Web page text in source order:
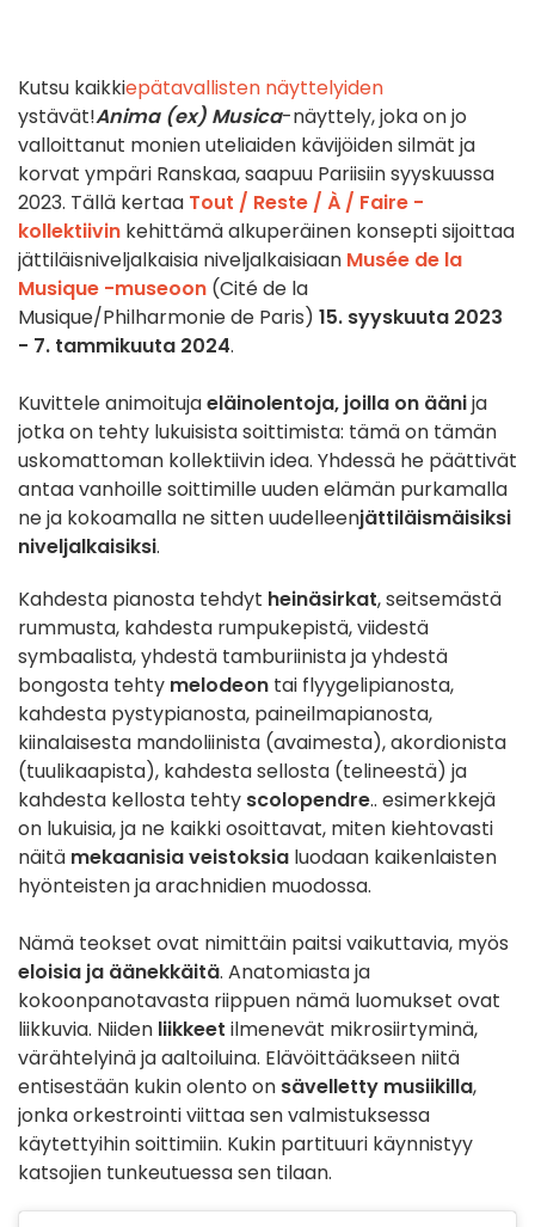
Kutsu kaikkiepätavallisten näyttelyiden
ystävät!Anima (ex) Musica-näyttely, joka on jo
valloittanut monien uteliaiden kävijöiden silmät ja
korvat ympäri Ranskaa, saapuu Pariisiin syyskuussa
2023. Tällä kertaa Tout / Reste / À / Faire -
kollektiivin kehittämä alkuperäinen konsepti sijoittaa
jättiläisniveljalkaisia niveljalkaisiaan Musée de la
Musique -museoon (Cité de la
Musique/Philharmonie de Paris) 15. syyskuuta 2023
- 7. tammikuuta 2024.
Kuvittele animoitujaeläinolentoja, joilla on äänija
jotka on tehty lukuisista soittimista: tämä on tämän
uskomattoman kollektiivin idea. Yhdessä he päättivät
antaa vanhoille soittimille uuden elämän purkamalla
ne ja kokoamalla ne sitten uudelleenjättiläismäisiksi
niveljalkaisiksi.
Kahdesta pianosta tehdyt heinäsirkat, seitsemästä
rummusta, kahdesta rumpukepistä, viidestä
symbaalista, yhdestä tamburiinista ja yhdestä
bongosta tehty melodeon tai flyygelipianosta,
kahdesta pystypianosta, paineilmapianosta,
kiinalaisesta mandoliinista (avaimesta), akordionista
(tuulikaapista), kahdesta sellosta (telineestä) ja
kahdesta kellosta tehty scolopendre.. esimerkkejä
on lukuisia, ja ne kaikki osoittavat, miten kiehtovasti
näitä mekaanisia veistoksia luodaan kaikenlaisten
hyönteisten ja arachnidien muodossa.
Nämä teokset ovat nimittäin paitsi vaikuttavia, myös
eloisia ja äänekkäitä. Anatomiasta ja
kokoonpanotavasta riippuen nämä luomukset ovat
liikkuvia. Niiden liikkeet ilmenevät mikrosiirtyminä,
värähtelyinä ja aaltoiluina. Elävöittääkseen niitä
entisestään kukin olento on sävelletty musiikilla,
jonka orkestrointi viittaa sen valmistuksessa
käytettyihin soittimiin. Kukin partituuri käynnistyy
katsojien tunkeutuessa sen tilaan.